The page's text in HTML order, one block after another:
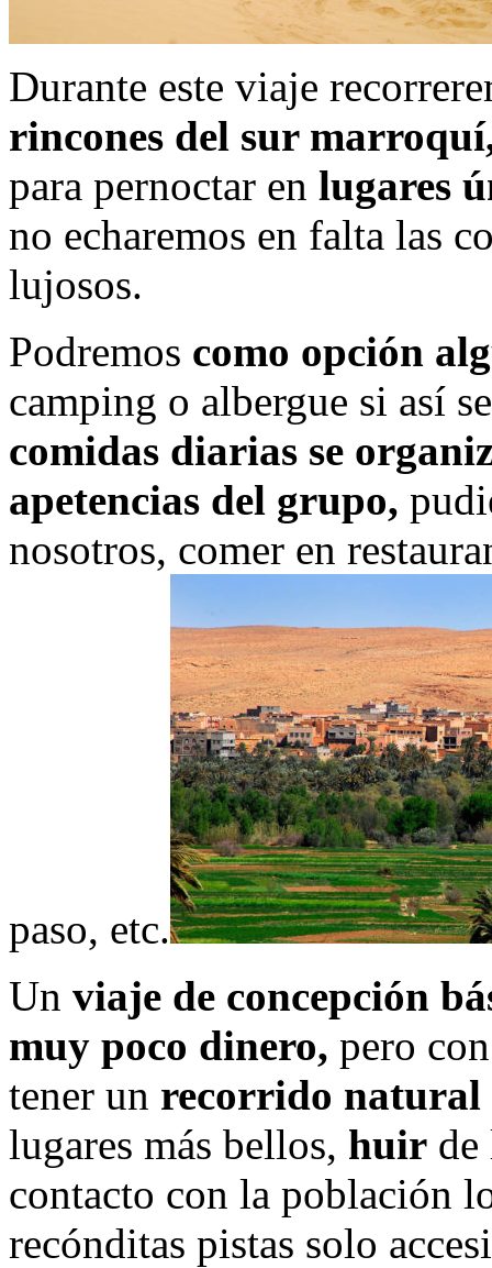
Durante este viaje
rincones del sur
para pernoctar en lugares
no echaremos en falta las
lujosos.
Podremos como opción
camping o albergue si así
comidas diarias se
apetencias del grupo,
nosotros, comer en
paso, etc.
Un viaje de concepción
muy poco dinero, pero
tener un recorrido natural
lugares más bellos, huir
contacto con la población
recónditas pistas solo